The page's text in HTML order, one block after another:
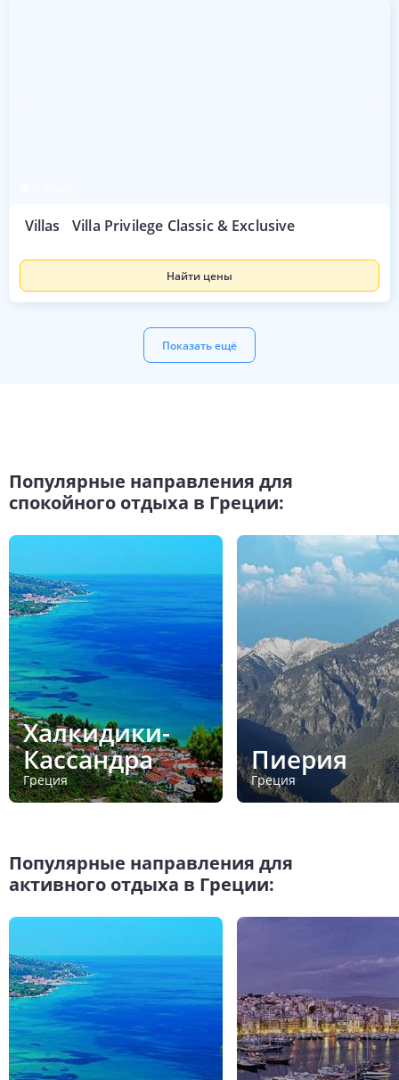
Villas Villa Privilege Classic & Exclusive
Найти цены
Показать ещё
Популярные направления для
спокойного отдыха в Греции:
Халкидики-
Кассандра
Греция
Пиерия
Греция
Популярные направления для
активного отдыха в Греции: